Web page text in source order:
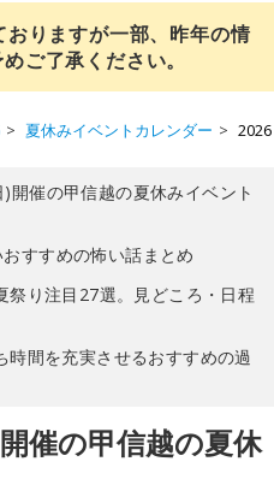
りますが一部、昨年の情
ご了承ください。
夏休みイベントカレンダー
催の甲信越の夏休みイベント
おすすめの怖い話まとめ
祭り注目27選。見どころ・日程
時間を充実させるおすすめの過
催の甲信越の夏休